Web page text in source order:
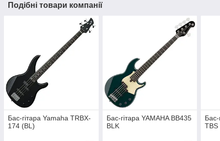
Подібні товари компанії
Бас-гітара Yamaha TRBX-
174 (BL)
Бас-гітара YAMAHA BB435
BLK
Бас-
TBS